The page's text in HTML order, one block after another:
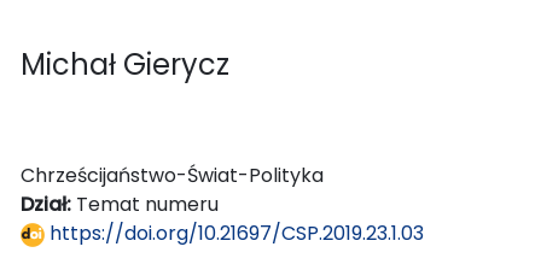
Michał Gierycz
Chrześcijaństwo-Świat-Polityka
Dział: Temat numeru
https://doi.org/10.21697/CSP.2019.23.1.03